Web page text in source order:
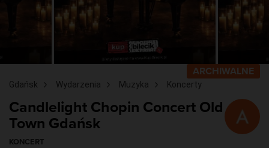
ARCHIWALNE
Gdańsk Wydarzenia Muzyka Koncerty
Candlelight Chopin Concert Old
Town Gdańsk
KONCERT